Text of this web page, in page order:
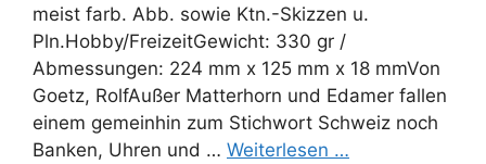
meist farb. Abb. sowie Ktn.-Skizzen u.
Pln.Hobby/FreizeitGewicht: 330 gr /
Abmessungen: 224 mm x 125 mm x 18 mmVon
Goetz, RolfAußer Matterhorn und Edamer fallen
einem gemeinhin zum Stichwort Schweiz noch
Banken, Uhren und … Weiterlesen …